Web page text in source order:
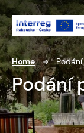
Home
Podání